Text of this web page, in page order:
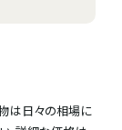
は日々の相場に